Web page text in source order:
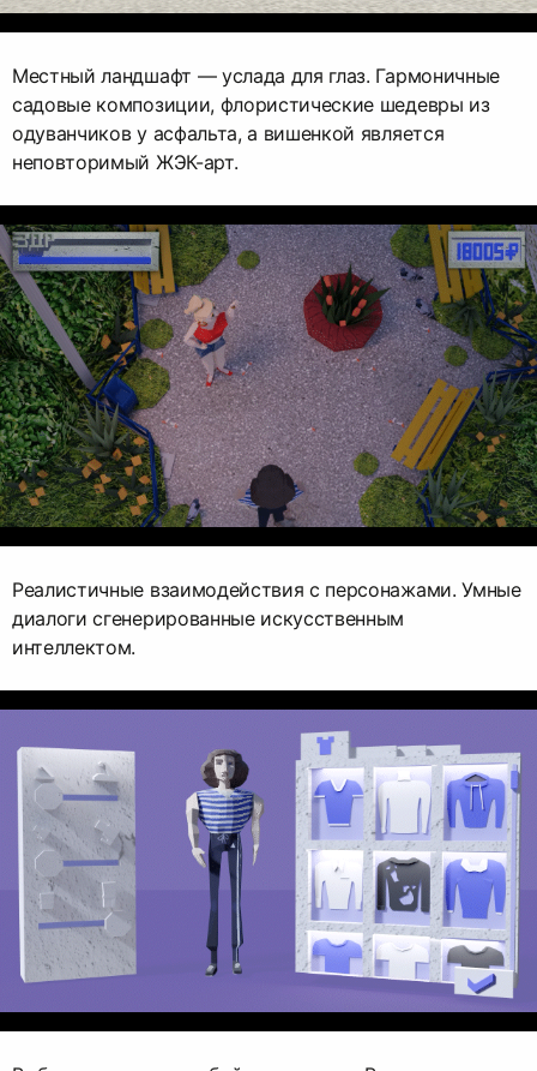
Местный ландшафт — услада для глаз. Гармоничные
садовые композиции, флористические шедевры из
одуванчиков у асфальта, а вишенкой является
неповторимый ЖЭК-арт.
Реалистичные взаимодействия с персонажами. Умные
диалоги сгенерированные искусственным
интеллектом.